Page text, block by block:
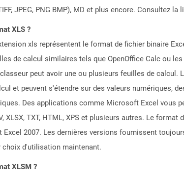
JPEG, PNG BMP), MD et plus encore. Consultez
XLS ?
xls représentent le format de fichier binaire
de calcul similaires tels que OpenOffice Calc ou
peut avoir une ou plusieurs feuilles de
et peuvent s'étendre sur des valeurs numériques,
Des applications comme Microsoft Excel vous
XLSX, TXT, HTML, XPS et plusieurs autres. Le
2007. Les dernières versions fournissent
choix d'utilisation maintenant.
XLSM ?